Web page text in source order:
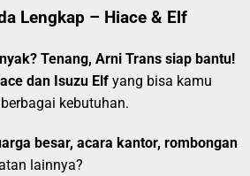
Lengkap – Hiace & Elf
Tenang, Arni Trans siap bantu!
dan Isuzu Elf yang bisa kamu
kebutuhan.
besar, acara kantor, rombongan
lainnya?